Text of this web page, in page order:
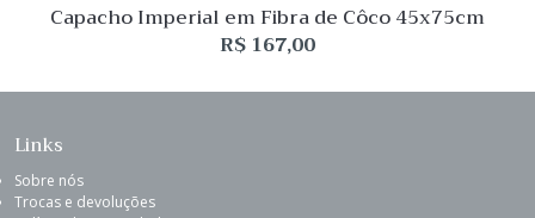
Capacho Imperial em Fibra de Côco 45x75cm
R$ 167,00
Links
Sobre nós
Trocas e devoluções